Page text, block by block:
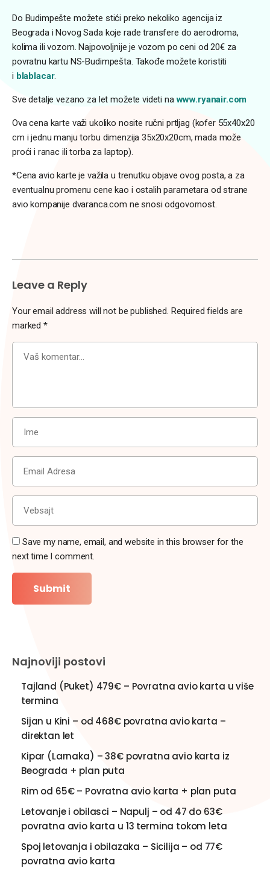
Do Budimpešte možete stići preko nekoliko agencija iz
Beograda i Novog Sada koje rade transfere do aerodroma,
kolima ili vozom. Najpovoljnije je vozom po ceni od 20€ za
povratnu kartu NS-Budimpešta. Takođe možete koristiti
i blablacar.
Sve detalje vezano za let možete videti nawww.ryanair.com
Ova cena karte važi ukoliko nosite ručni prtljag (kofer 55x40x20
cm i jednu manju torbu dimenzija 35x20x20cm, mada može
proći i ranac ili torba za laptop).
*Cena avio karte je važila u trenutku objave ovog posta, a za
eventualnu promenu cene kao i ostalih parametara od strane
avio kompanije dvaranca.com ne snosi odgovornost.
Leave a Reply
Your email address will not be published. Required fields are
marked *
Save my name, email, and website in this browser for the
next time I comment.
Najnoviji postovi
Tajland (Puket) 479€ – Povratna avio karta u više
termina
Sijan u Kini – od 468€ povratna avio karta –
direktan let
Kipar (Larnaka) – 38€ povratna avio karta iz
Beograda + plan puta
Rim od 65€ – Povratna avio karta + plan puta
Letovanje i obilasci – Napulj – od 47 do 63€
povratna avio karta u 13 termina tokom leta
Spoj letovanja i obilazaka – Sicilija – od 77€
povratna avio karta